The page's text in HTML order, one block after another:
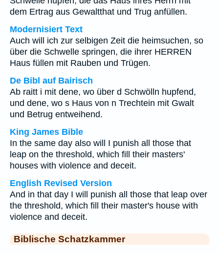
dem Ertrag aus Gewaltthat und Trug anfüllen.
Modernisiert Text
Auch will ich zur selbigen Zeit die heimsuchen, so
über die Schwelle springen, die ihrer HERREN
Haus füllen mit Rauben und Trügen.
De Bibl auf Bairisch
Ab raitt i mit dene, wo über d Schwölln hupfend,
und dene, wo s Haus von n Trechtein mit Gwalt
und Betrug entweihend.
King James Bible
In the same day also will I punish all those that
leap on the threshold, which fill their masters'
houses with violence and deceit.
English Revised Version
And in that day I will punish all those that leap over
the threshold, which fill their master's house with
violence and deceit.
Biblische Schatzkammer